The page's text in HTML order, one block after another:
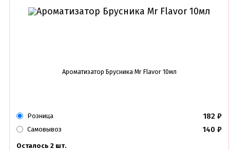
Ароматизатор Брусника Mr Flavor 10мл
Розница 182 ₽
Самовывоз 140 ₽
Осталось 2 шт.